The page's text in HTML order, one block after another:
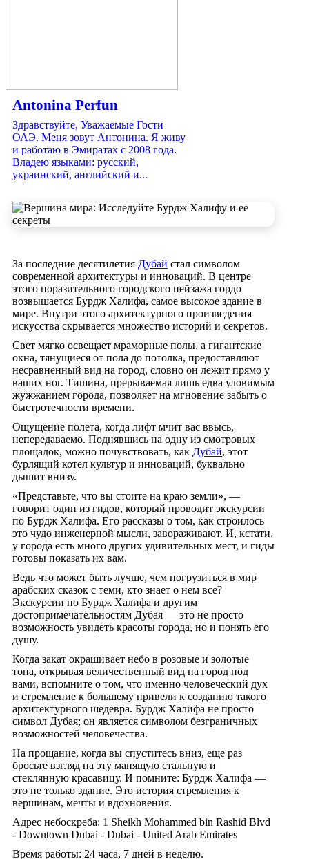
За последние десятилетия Дубай стал символом
современной архитектуры и инноваций. В центре
этого поразительного городского пейзажа гордо
возвышается Бурдж Халифа, самое высокое здание в
мире. Внутри этого архитектурного произведения
искусства скрывается множество историй и секретов.
Свет мягко освещает мраморные полы, а гигантские
окна, тянущиеся от пола до потолка, предоставляют
несравненный вид на город, словно он лежит прямо у
ваших ног. Тишина, прерываемая лишь едва уловимым
жужжанием города, позволяет на мгновение забыть о
быстротечности времени.
Ощущение полета, когда лифт мчит вас ввысь,
непередаваемо. Поднявшись на одну из смотровых
площадок, можно почувствовать, как Дубай, этот
бурлящий котел культур и инноваций, буквально
дышит внизу.
«Представьте, что вы стоите на краю земли», —
говорит один из гидов, который проводит экскурсии
по Бурдж Халифа. Его рассказы о том, как строилось
это чудо инженерной мысли, завораживают. И, кстати,
у города есть много других удивительных мест, и гиды
готовы показать их вам.
Ведь что может быть лучше, чем погрузиться в мир
арабских сказок с теми, кто знает о нем все?
Экскурсии по Бурдж Халифа и другим
достопримечательностям Дубая — это не просто
возможность увидеть красоты города, но и понять его
душу.
Когда закат окрашивает небо в розовые и золотые
тона, открывая величественный вид на город под
вами, вспомните о том, что именно человеческий дух
и стремление к большему привели к созданию такого
архитектурного шедевра. Бурдж Халифа не просто
символ Дубая; он является символом безграничных
возможностей человечества.
На прощание, когда вы спуститесь вниз, еще раз
бросьте взгляд на эту манящую стальную и
стеклянную красавицу. И помните: Бурдж Халифа —
это не только здание. Это история стремления к
вершинам, мечты и вдохновения.
Адрес небоскреба: 1 Sheikh Mohammed bin Rashid Blvd
- Downtown Dubai - Dubai - United Arab Emirates
Время работы: 24 часа, 7 дней в неделю.
Antonina Perfun
Здравствуйте, Уважаемые Гости
ОАЭ. Меня зовут Антонина. Я живу
и работаю в Эмиратах с 2008 года.
Владею языками: русский,
украинский, английский и...